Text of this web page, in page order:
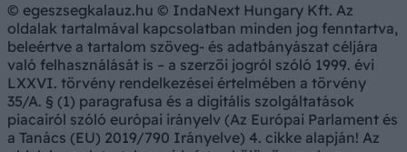
© egeszsegkalauz.hu © IndaNext Hungary Kft. Az
oldalak tartalmával kapcsolatban minden jog fenntartva,
beleértve a tartalom szöveg- és adatbányászat céljára
való felhasználását is – a szerzői jogról szóló 1999. évi
LXXVI. törvény rendelkezései értelmében a törvény
35/A. § (1) paragrafusa és a digitális szolgáltatások
piacairól szóló európai irányelv (Az Európai Parlament és
a Tanács (EU) 2019/790 Irányelve) 4. cikke alapján! Az